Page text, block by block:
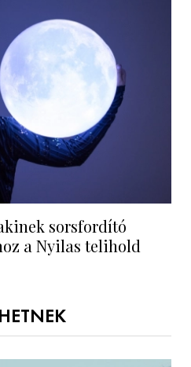
sorsfordító
a Nyilas telihold